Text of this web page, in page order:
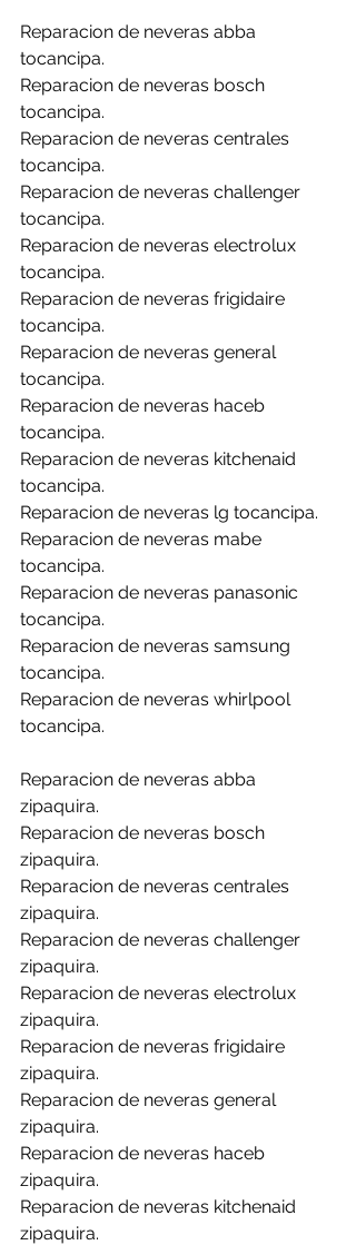
Reparacion de neveras abba
tocancipa.
Reparacion de neveras bosch
tocancipa.
Reparacion de neveras centrales
tocancipa.
Reparacion de neveras challenger
tocancipa.
Reparacion de neveras electrolux
tocancipa.
Reparacion de neveras frigidaire
tocancipa.
Reparacion de neveras general
tocancipa.
Reparacion de neveras haceb
tocancipa.
Reparacion de neveras kitchenaid
tocancipa.
Reparacion de neveras lg tocancipa.
Reparacion de neveras mabe
tocancipa.
Reparacion de neveras panasonic
tocancipa.
Reparacion de neveras samsung
tocancipa.
Reparacion de neveras whirlpool
tocancipa.
Reparacion de neveras abba
zipaquira.
Reparacion de neveras bosch
zipaquira.
Reparacion de neveras centrales
zipaquira.
Reparacion de neveras challenger
zipaquira.
Reparacion de neveras electrolux
zipaquira.
Reparacion de neveras frigidaire
zipaquira.
Reparacion de neveras general
zipaquira.
Reparacion de neveras haceb
zipaquira.
Reparacion de neveras kitchenaid
zipaquira.